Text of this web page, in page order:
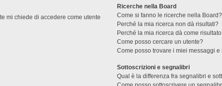
mi chiede di accedere come utente
Ricerche nella Board
Come si fanno le ricerche nella Board?
Perché la mia ricerca non dà risultati?
Perché la mia ricerca dà come
Come posso cercare un utente?
Come posso trovare i miei messaggi
Sottoscrizioni e segnalibri
Qual è la differenza fra segnalibri e